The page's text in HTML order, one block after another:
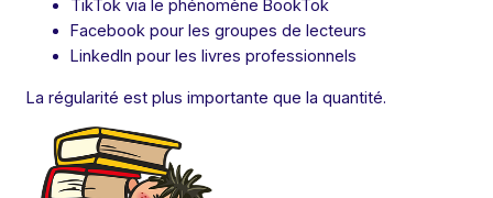
TikTok via le phénomène BookTok
Facebook pour les groupes de lecteurs
LinkedIn pour les livres professionnels
La régularité est plus importante que la quantité.